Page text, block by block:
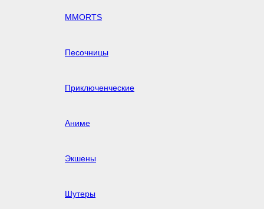
MMORTS
Песочницы
Приключенческие
Аниме
Экшены
Шутеры